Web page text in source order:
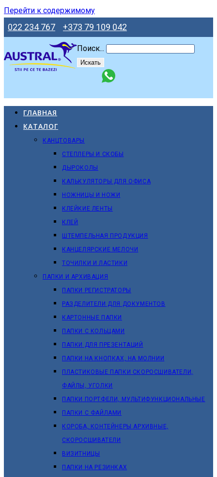
Перейти к содержимому
022 234 767 +373 79 109 042
Поиск...
Искать
ГЛАВНАЯ
КАТАЛОГ
КАНЦТОВАРЫ
СТЕПЛЕРЫ И СКОБЫ
ДЫРОКОЛЫ
КАЛЬКУЛЯТОРЫ ДЛЯ ОФИСА
НОЖНИЦЫ И НОЖИ
КЛЕЙКИЕ ЛЕНТЫ
КЛЕЙ
ШТЕМПЕЛЬНАЯ ПРОДУКЦИЯ
КАНЦЕЛЯРСКИЕ МЕЛОЧИ
ТОЧИЛКИ И ЛАСТИКИ
ПАПКИ И АРХИВАЦИЯ
ПАПКИ РЕГИСТРАТОРЫ
РАЗДЕЛИТЕЛИ ДЛЯ ДОКУМЕНТОВ
КАРТОННЫЕ ПАПКИ
ПАПКИ С КОЛЬЦАМИ
ПАПКИ ДЛЯ ПРЕЗЕНТАЦИЙ
ПАПКИ НА КНОПКАХ, НА МОЛНИИ
ПЛАСТИКОВЫЕ ПАПКИ СКОРОСШИВАТЕЛИ,
ФАЙЛЫ, УГОЛКИ
ПАПКИ ПОРТФЕЛИ, МУЛЬТИФУНКЦИОНАЛЬНЫЕ
ПАПКИ С ФАЙЛАМИ
КОРОБА, КОНТЕЙНЕРЫ АРХИВНЫЕ,
СКОРОСШИВАТЕЛИ
ВИЗИТНИЦЫ
ПАПКИ НА РЕЗИНКАХ